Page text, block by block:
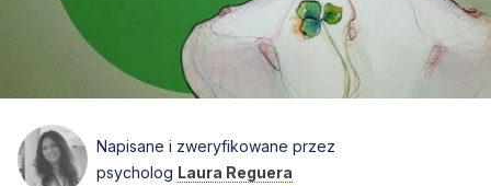
Napisane i zweryfikowane przez
psycholog Laura Reguera